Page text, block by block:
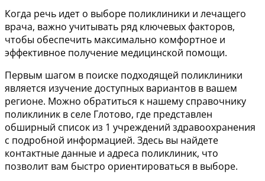
Когда речь идет о выборе поликлиники и лечащего
врача, важно учитывать ряд ключевых факторов,
чтобы обеспечить максимально комфортное и
эффективное получение медицинской помощи.
Первым шагом в поиске подходящей поликлиники
является изучение доступных вариантов в вашем
регионе. Можно обратиться к нашему справочнику
поликлиник в селе Глотово, где представлен
обширный список из 1 учреждений здравоохранения
с подробной информацией. Здесь вы найдете
контактные данные и адреса поликлиник, что
позволит вам быстро ориентироваться в выборе.